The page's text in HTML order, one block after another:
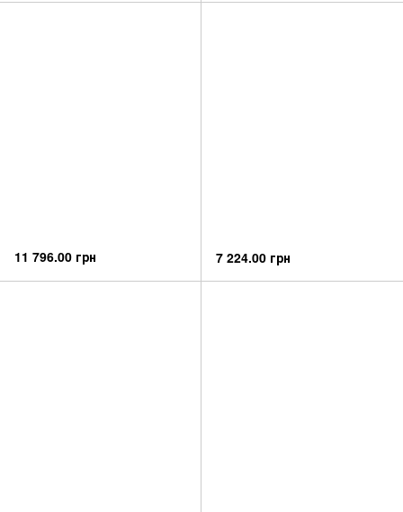
11 796.00 грн 7 224.00 грн